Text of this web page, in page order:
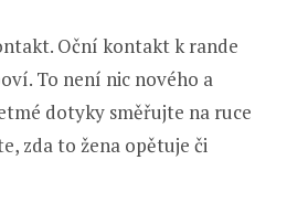
Oční kontakt k rande
To není nic nového a
dotyky směřujte na ruce
zda to žena opětuje či